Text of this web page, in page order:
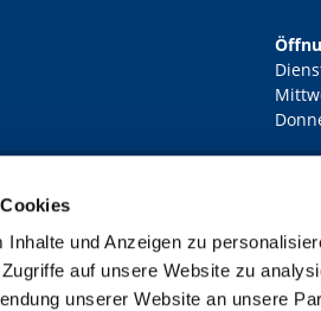
und Anzeigen zu
auf unsere Website zu
unserer Website an unsere
Lichtenberg Berlin-Mitte · Yorckstr. 88C,
Kontaktinformationen